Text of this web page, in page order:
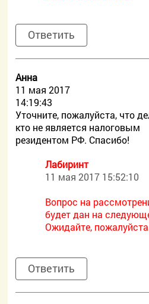
Ответить
Aнна
11 мая 2017
14:19:43
Уточните, пожалуйста, что
кто не является налоговым
резидентом РФ. Спасибо!
Лабиринт
11 мая 2017 15:52:10
Вопрос на
будет дан на
Ожидайте,
Ответить